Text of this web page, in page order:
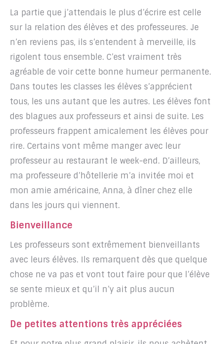
La partie que j’attendais le plus d’écrire est celle
sur la relation des élèves et des professeures. Je
n’en reviens pas, ils s’entendent à merveille, ils
rigolent tous ensemble. C’est vraiment très
agréable de voir cette bonne humeur permanente.
Dans toutes les classes les élèves s’apprécient
tous, les uns autant que les autres. Les élèves font
des blagues aux professeurs et ainsi de suite. Les
professeurs frappent amicalement les élèves pour
rire. Certains vont même manger avec leur
professeur au restaurant le week-end. D’ailleurs,
ma professeure d’hôtellerie m’a invitée moi et
mon amie américaine, Anna, à dîner chez elle
dans les jours qui viennent.
Bienveillance
Les professeurs sont extrêmement bienveillants
avec leurs élèves. Ils remarquent dès que quelque
chose ne va pas et vont tout faire pour que l’élève
se sente mieux et qu’il n’y ait plus aucun
problème.
De petites attentions très appréciées